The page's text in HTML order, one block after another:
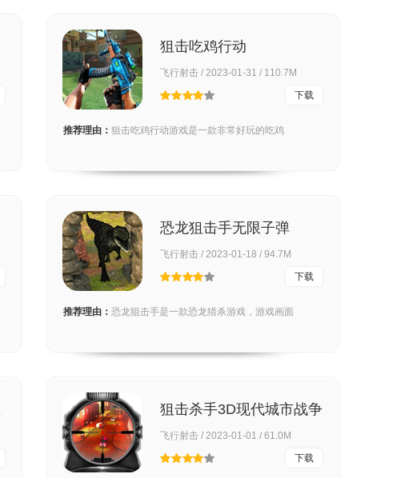
狙击吃鸡行动
飞行射击 / 2023-01-31 / 110.7M
下载
推荐理由： 狙击吃鸡行动游戏是一款非常好玩的吃鸡
恐龙狙击手无限子弹
飞行射击 / 2023-01-18 / 94.7M
下载
推荐理由： 恐龙狙击手是一款恐龙猎杀游戏，游戏画面
狙击杀手3D现代城市战争
飞行射击 / 2023-01-01 / 61.0M
下载